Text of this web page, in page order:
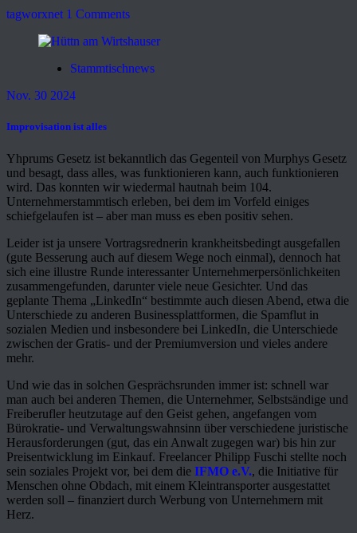
tagworxnet 1 Comments
Stammtischnews
Nov. 30 2024
Improvisation ist alles
Yhprums Gesetz ist bekanntlich das Gegenteil von Murphys Gesetz
und besagt, dass alles, was funktionieren kann, auch funktionieren
wird. Das konnten wir wiedermal hautnah beim 104.
Unternehmerstammtisch erleben, bei dem im Vorfeld einiges
schiefgelaufen ist – aber man muss es eben positiv sehen.
Leider ist ja unsere Vortragsrednerin krankheitsbedingt ausgefallen
(gute Besserung auch auf diesem Wege noch einmal), dennoch hat
sich eine illustre Runde interessanter Unternehmerpersönlichkeiten
zusammengefunden, darunter viele neue Gesichter. Und das
geplante Thema „LinkedIn“ bestimmte auch diesen Abend, etwa die
Unterschiede zu anderen Businessplattformen, die Spamflut in
sozialen Medien und insbesondere bei LinkedIn, die Unterschiede
zwischen der Gratis- und der Premiumversion und vieles andere
mehr.
Und wie das in solchen Gesprächsrunden immer ist: schnell war
man auch bei anderen Themen, die Unternehmer, Selbstsändige und
Freiberufler heutzutage auf den Geist gehen, angefangen vom
Bürokratie- und Verwaltungswahnsinn über verschiedene juristische
Herausforderungen (gut, das ein Anwalt zugegen war) bis hin zur
Preisentwicklung im Einkauf. Freelancer Philipp Fuschi stellte noch
sein soziales Projekt vor, bei dem die IFMO e.V., die Initiative für
Menschen ohne Obdach, mit einem Kleintransporter ausgestattet
werden soll – finanziert durch Werbung von Unternehmern mit
Herz.